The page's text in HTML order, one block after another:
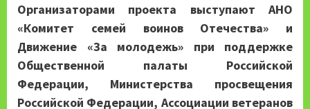
Организаторами проекта выступают АНО
«Комитет семей воинов Отечества» и
Движение «За молодежь» при поддержке
Общественной палаты Российской
Федерации, Министерства просвещения
Российской Федерации, Ассоциации ветеранов